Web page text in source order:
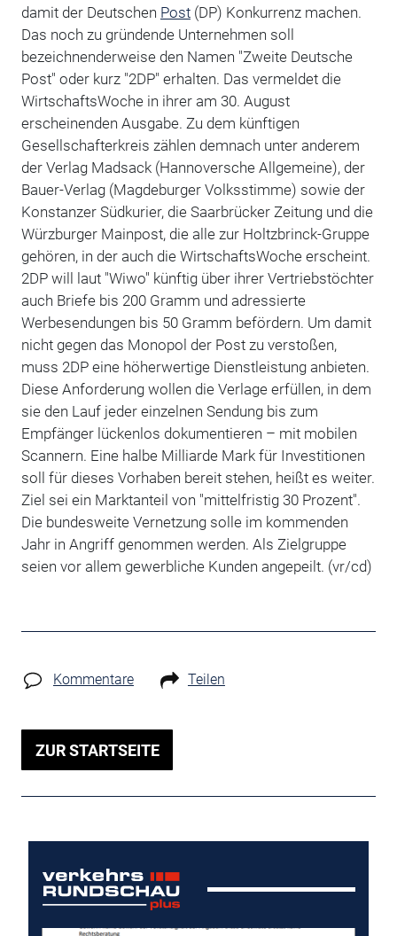
damit der Deutschen Post(DP) Konkurrenz machen.
Das noch zu gründende Unternehmen soll
bezeichnenderweise den Namen "Zweite Deutsche
Post" oder kurz "2DP" erhalten. Das vermeldet die
WirtschaftsWoche in ihrer am 30. August
erscheinenden Ausgabe. Zu dem künftigen
Gesellschafterkreis zählen demnach unter anderem
der Verlag Madsack (Hannoversche Allgemeine), der
Bauer-Verlag (Magdeburger Volksstimme) sowie der
Konstanzer Südkurier, die Saarbrücker Zeitung und die
Würzburger Mainpost, die alle zur Holtzbrinck-Gruppe
gehören, in der auch die WirtschaftsWoche erscheint.
2DP will laut "Wiwo" künftig über ihrer Vertriebstöchter
auch Briefe bis 200 Gramm und adressierte
Werbesendungen bis 50 Gramm befördern. Um damit
nicht gegen das Monopol der Post zu verstoßen,
muss 2DP eine höherwertige Dienstleistung anbieten.
Diese Anforderung wollen die Verlage erfüllen, in dem
sie den Lauf jeder einzelnen Sendung bis zum
Empfänger lückenlos dokumentieren – mit mobilen
Scannern. Eine halbe Milliarde Mark für Investitionen
soll für dieses Vorhaben bereit stehen, heißt es weiter.
Ziel sei ein Marktanteil von "mittelfristig 30 Prozent".
Die bundesweite Vernetzung solle im kommenden
Jahr in Angriff genommen werden. Als Zielgruppe
seien vor allem gewerbliche Kunden angepeilt. (vr/cd)
Kommentare Teilen
ZUR STARTSEITE